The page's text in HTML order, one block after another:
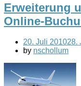
Erweiterung
Online-
20. Juli 201028.
by nschollum